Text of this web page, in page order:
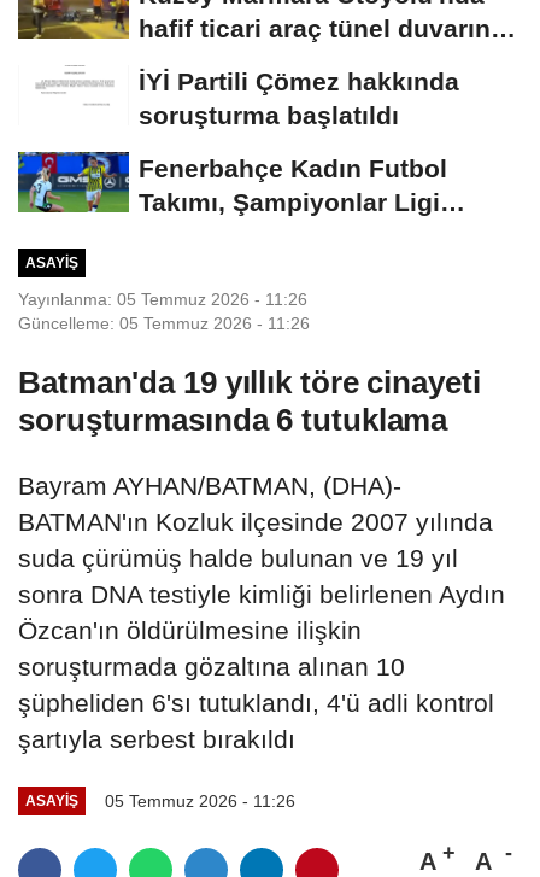
hafif ticari araç tünel duvarına
çarptı:...
İYİ Partili Çömez hakkında
soruşturma başlatıldı
Fenerbahçe Kadın Futbol
Takımı, Şampiyonlar Ligi
ASAYIŞ
Yayınlanma: 05 Temmuz 2026 - 11:26
Güncelleme: 05 Temmuz 2026 - 11:26
Batman'da 19 yıllık töre cinayeti
soruşturmasında 6 tutuklama
Bayram AYHAN/BATMAN, (DHA)-
BATMAN'ın Kozluk ilçesinde 2007 yılında
suda çürümüş halde bulunan ve 19 yıl
sonra DNA testiyle kimliği belirlenen Aydın
Özcan'ın öldürülmesine ilişkin
soruşturmada gözaltına alınan 10
şüpheliden 6'sı tutuklandı, 4'ü adli kontrol
şartıyla serbest bırakıldı
ASAYIŞ 05 Temmuz 2026 - 11:26
A A